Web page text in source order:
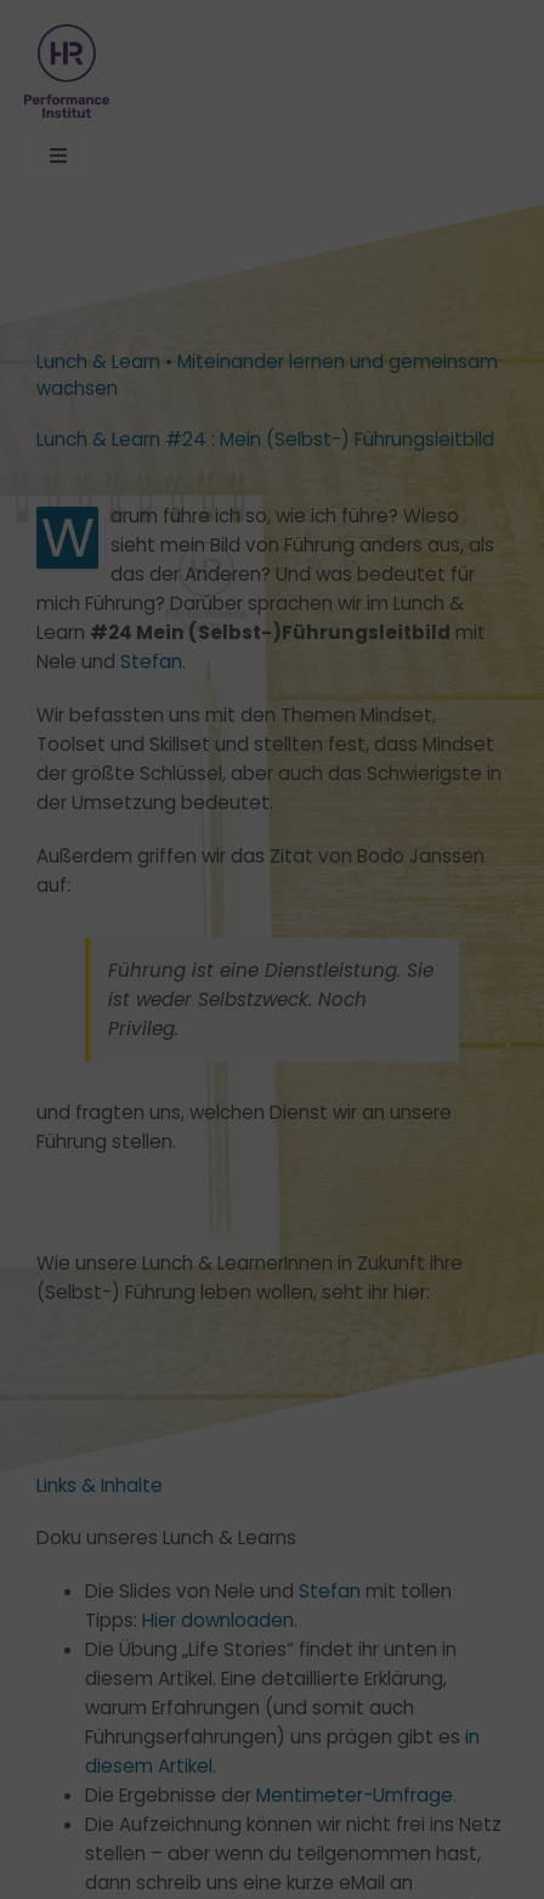
Inhalt
springen
Toggle
Seminare
Über uns
Lunch & Learn • Miteinander lernen und gemeinsam
wachsen
Lunch & Learn #24 : Mein (Selbst-) Führungsleitbild
W
arum führe ich so, wie ich führe? Wieso
sieht mein Bild von Führung anders aus, als
das der Anderen? Und was bedeutet für
mich Führung? Darüber sprachen wir im Lunch &
Learn #24 Mein (Selbst-)Führungsleitbild mit
Nele und Stefan.
Wir befassten uns mit den Themen Mindset,
Toolset und Skillset und stellten fest, dass Mindset
der größte Schlüssel, aber auch das Schwierigste in
der Umsetzung bedeutet.
Außerdem griffen wir das Zitat von Bodo Janssen
auf:
Führung ist eine Dienstleistung. Sie
ist weder Selbstzweck. Noch
Privileg.
und fragten uns, welchen Dienst wir an unsere
Führung stellen.
Wie unsere Lunch & LearnerInnen in Zukunft ihre
(Selbst-) Führung leben wollen, seht ihr hier:
Links & Inhalte
Doku unseres Lunch & Learns
Die Slides von Nele und Stefan mit tollen
Tipps: Hier downloaden.
Die Übung „Life Stories“ findet ihr unten in
diesem Artikel. Eine detaillierte Erklärung,
warum Erfahrungen (und somit auch
Führungserfahrungen) uns prägen gibt es in
diesem Artikel.
Die Ergebnisse der Mentimeter-Umfrage.
Die Aufzeichnung können wir nicht frei ins Netz
stellen – aber wenn du teilgenommen hast,
dann schreib uns eine kurze eMail an